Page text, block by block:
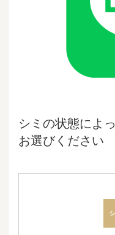
シミの状態によ
お選びください